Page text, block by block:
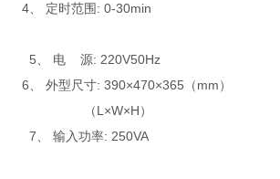
4、 定时范围: 0-30min
5、 电 源: 220V50Hz
6、 外型尺寸: 390×470×365（mm）
（L×W×H）
7、 输入功率: 250VA